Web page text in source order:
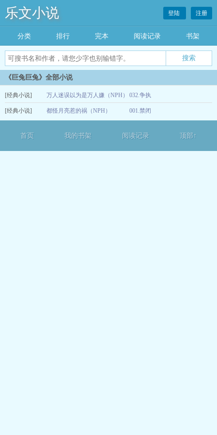
乐文小说 登陆 注册
分类 排行 完本 阅读记录 书架
《巨兔巨兔》全部小说
[经典小说] 万人迷误以为是万人嫌（NPH） 032.争执
[经典小说] 都怪月亮惹的祸（NPH） 001.禁闭
首页 我的书架 阅读记录 顶部↑